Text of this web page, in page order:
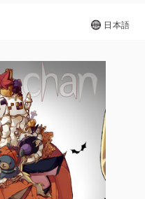
日本語